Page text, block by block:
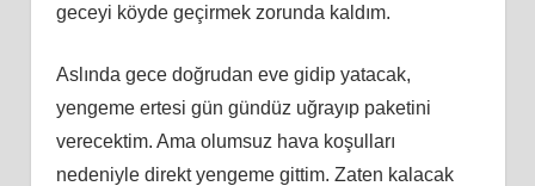
geceyi köyde geçirmek zorunda kaldım.
Aslında gece doğrudan eve gidip yatacak,
yengeme ertesi gün gündüz uğrayıp paketini
verecektim. Ama olumsuz hava koşulları
nedeniyle direkt yengeme gittim. Zaten kalacak